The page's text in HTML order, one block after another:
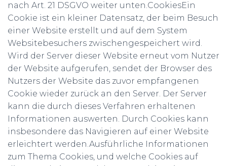
nach Art. 21 DSGVO weiter unten.CookiesEin
Cookie ist ein kleiner Datensatz, der beim Besuch
einer Website erstellt und auf dem System
Websitebesuchers zwischengespeichert wird.
Wird der Server dieser Website erneut vom Nutzer
der Website aufgerufen, sendet der Browser des
Nutzers der Website das zuvor empfangenen
Cookie wieder zurück an den Server. Der Server
kann die durch dieses Verfahren erhaltenen
Informationen auswerten. Durch Cookies kann
insbesondere das Navigieren auf einer Website
erleichtert werden.Ausführliche Informationen
zum Thema Cookies, und welche Cookies auf